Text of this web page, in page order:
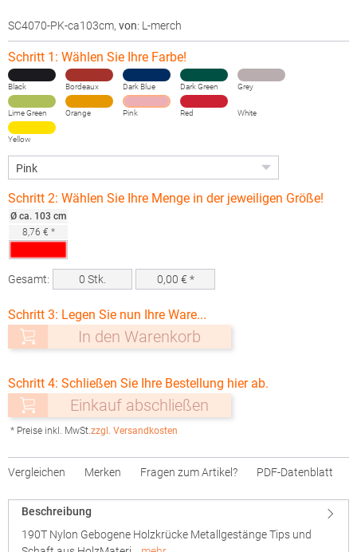
SC4070-PK-ca103cm, von: L-merch
Schritt 1: Wählen Sie Ihre Farbe!
Black Bordeaux Dark Blue Dark Green Grey
Lime Green Orange Pink Red White
Yellow
Schritt 2: Wählen Sie Ihre Menge in der jeweiligen Größe!
Ø ca. 103 cm
8,76 € *
Gesamt: 0 Stk. 0,00 € *
Schritt 3: Legen Sie nun Ihre Ware...
In den Warenkorb
Schritt 4: Schließen Sie Ihre Bestellung hier ab.
Einkauf abschließen
* Preise inkl. MwSt.zzgl. Versandkosten
Vergleichen Merken Fragen zum Artikel? PDF-Datenblatt
Beschreibung
190T Nylon Gebogene Holzkrücke Metallgestänge Tips und